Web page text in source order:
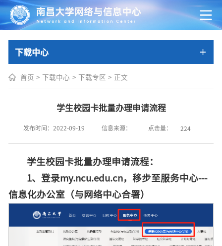
下载中心
首页 > 下载中心 > 下载专区 > 正文
学生校园卡批量办理申请流程
发布时间：2022-09-19 信息来源： 点击量： 224
学生校园卡批量办理申请流程 ：
1、登录my.ncu.edu.cn，移步至服务中心---
信息化办公室（与网络中心合署）